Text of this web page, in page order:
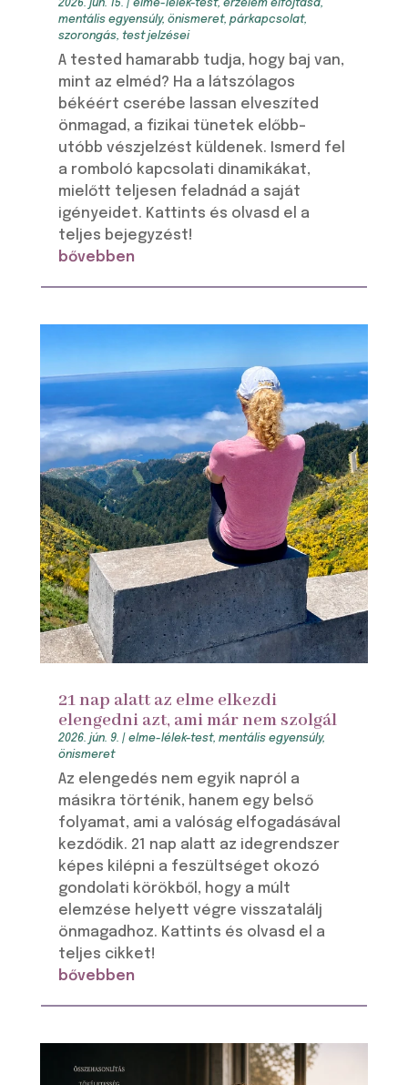
2026. jún. 15. | elme-lélek-test, érzelem elfojtása,
mentális egyensúly, önismeret, párkapcsolat,
szorongás, test jelzései
A tested hamarabb tudja, hogy baj van,
mint az elméd? Ha a látszólagos
békéért cserébe lassan elveszíted
önmagad, a fizikai tünetek előbb-
utóbb vészjelzést küldenek. Ismerd fel
a romboló kapcsolati dinamikákat,
mielőtt teljesen feladnád a saját
igényeidet. Kattints és olvasd el a
teljes bejegyzést!
bővebben
21 nap alatt az elme elkezdi
elengedni azt, ami már nem szolgál
2026. jún. 9. | elme-lélek-test, mentális egyensúly,
önismeret
Az elengedés nem egyik napról a
másikra történik, hanem egy belső
folyamat, ami a valóság elfogadásával
kezdődik. 21 nap alatt az idegrendszer
képes kilépni a feszültséget okozó
gondolati körökből, hogy a múlt
elemzése helyett végre visszatalálj
önmagadhoz. Kattints és olvasd el a
teljes cikket!
bővebben